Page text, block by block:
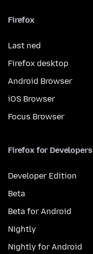
Firefox
Last ned
Firefox desktop
Android Browser
iOS Browser
Focus Browser
Firefox for Developers
Developer Edition
Beta
Beta for Android
Nightly
Nightly for Android